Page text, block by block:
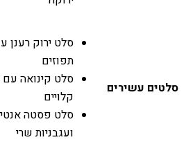
סלטים עשירים
סלט ירוק רענן
תפוזים
סלט קינואה עם
קלויים
סלט פסטה
ועגבניות שרי